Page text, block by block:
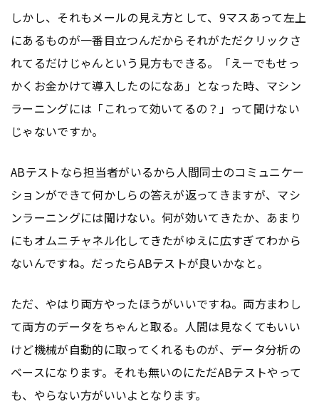
しかし、それもメールの見え方として、9マスあって左上
にあるものが一番目立つんだからそれがただクリックさ
れてるだけじゃんという見方もできる。「えーでもせっ
かくお金かけて導入したのになあ」となった時、マシン
ラーニングには「これって効いてるの？」って聞けない
じゃないですか。
ABテストなら担当者がいるから人間同士のコミュニケー
ションができて何かしらの答えが返ってきますが、マシ
ンラーニングには聞けない。何が効いてきたか、あまり
にもオムニチャネル化してきたがゆえに広すぎてわから
ないんですね。だったらABテストが良いかなと。
ただ、やはり両方やったほうがいいですね。両方まわし
て両方のデータをちゃんと取る。人間は見なくてもいい
けど機械が自動的に取ってくれるものが、データ分析の
ベースになります。それも無いのにただABテストやって
も、やらない方がいいよとなります。